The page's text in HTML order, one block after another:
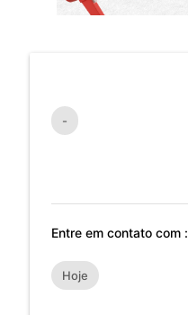
-
Entre em contato com :
Hoje